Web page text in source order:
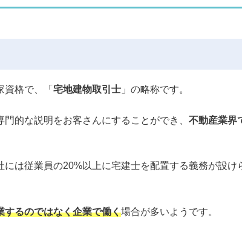
格で、「 宅地建物取引士 」の略称です。
的な説明をお客さんにすることができ、 不動産業界
には従業員の20%以上に宅建士を配置する義務が設け
するのではなく企業で働く場合が多いようです。